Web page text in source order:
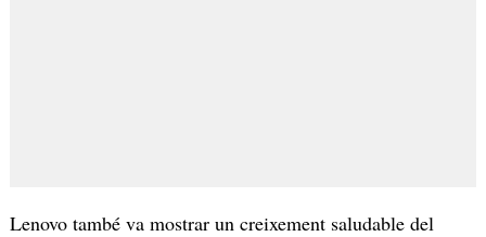
Lenovo també va mostrar un creixement saludable del